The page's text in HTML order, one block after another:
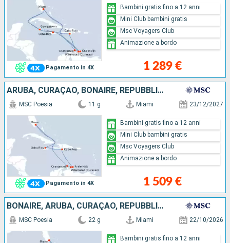
Pagamento in 4X 1 289 €
Bambini gratis fino a 12 anni
Mini Club bambini gratis
Msc Voyagers Club
Animazione a bordo
ARUBA, CURAÇAO, BONAIRE, REPUBBLICA DOMINICANA, GIAMAICA, STATI UNITI
Pagamento in 4X
MSC Poesia 11 g Miami 23/12/2027
1 509 €
Bambini gratis fino a 12 anni
Mini Club bambini gratis
Msc Voyagers Club
Animazione a bordo
BONAIRE, ARUBA, CURAÇAO, REPUBBLICA DOMINICANA, GIAMAICA, COLOMBIA, PANAMA, COSTA RICA, HONDURAS, BELIZE, STATI UNITI
MSC Poesia 22 g Miami 22/10/2026
Bambini gratis fino a 12 anni